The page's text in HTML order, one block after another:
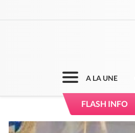
A LA UNE
FLASH INFO